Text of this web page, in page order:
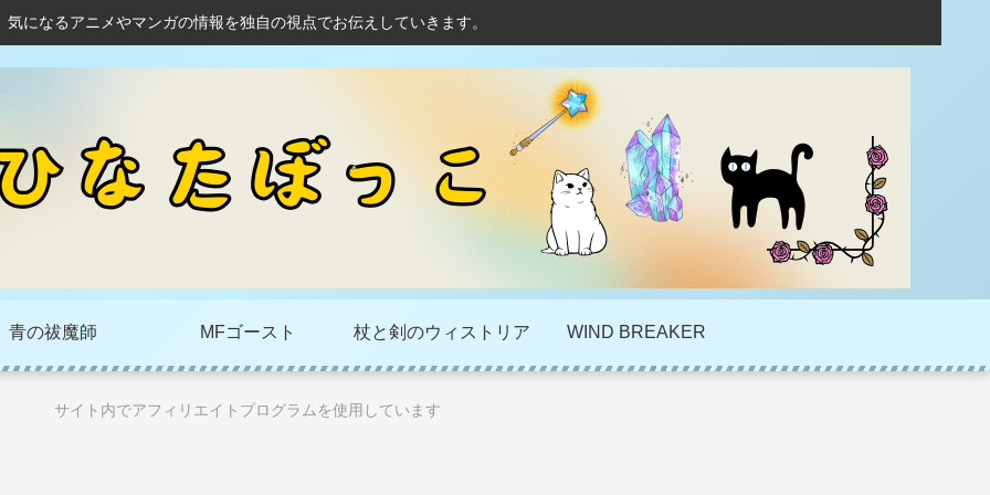
気になるアニメやマンガの情報を独自の視点でお伝えしていきます。
青の祓魔師 MFゴースト 杖と剣のウィストリア WIND BREAKER
サイト内でアフィリエイトプログラムを使用しています